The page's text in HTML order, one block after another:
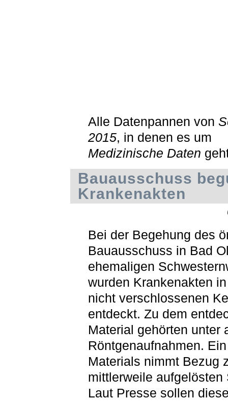
Alle Datenpannen von
2015, in denen es um
Medizinische Daten
Bauausschuss
Krankenakten
Bei der Begehung des
Bauausschuss in Bad
ehemaligen
wurden Krankenakten
nicht verschlossenen
entdeckt. Zu dem
Material gehörten unter
Röntgenaufnahmen.
Materials nimmt Bezug
mittlerweile aufgelösten
Laut Presse sollen